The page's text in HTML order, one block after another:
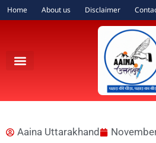
Home About us Disclaimer
Aaina Uttarakhand